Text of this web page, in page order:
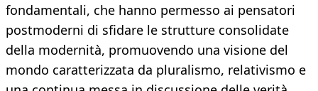
fondamentali, che hanno permesso ai pensatori
postmoderni di sfidare le strutture consolidate
della modernità, promuovendo una visione del
mondo caratterizzata da pluralismo, relativismo e